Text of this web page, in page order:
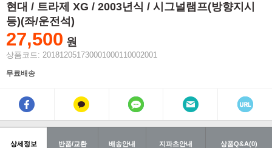
현대 / 트라제 XG / 2003년식 / 시그널램프(방향지시
등)(좌/운전석)
27,500 원
상품코드: 201812051730001000110002001
무료배송
상세정보 반품/교환 배송안내 지파츠안내 상품Q&A(0)